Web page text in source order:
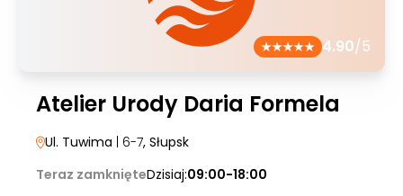
4.90/5
Atelier Urody Daria Formela
Ul. Tuwima | 6-7, Słupsk
Teraz zamknięteDzisiaj:09:00-18:00